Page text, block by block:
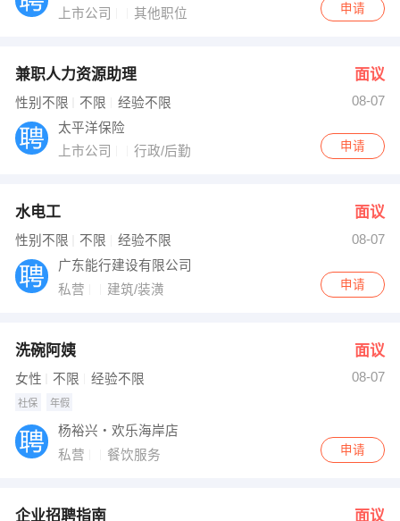
上市公司
其他职位 申请
兼职人力资源助理 面议
性别不限 不限 经验不限
08-07
太平洋保险
上市公司
行政/后勤 申请
水电工 面议
性别不限 不限 经验不限
08-07
广东能行建设有限公司
私营
建筑/装潢 申请
洗碗阿姨 面议
女性 不限 经验不限 08-07
社保 年假
杨裕兴・欢乐海岸店
私营
餐饮服务 申请
企业招聘指南 面议